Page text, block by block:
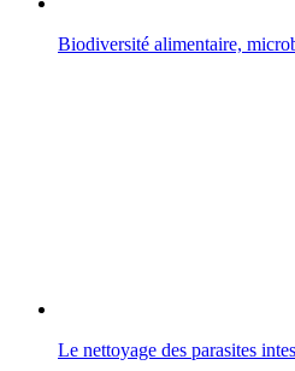
Biodiversité alimentaire,
Le nettoyage des parasites